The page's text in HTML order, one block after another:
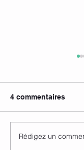
Que manger
4 commentaires
Rédigez un